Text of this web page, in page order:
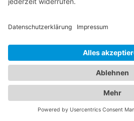
an qualifizierten Kinderärzten
Wohlergehen Ihrer Kinder
Vorsorgeuntersuchungen und
zur Behandlung von
Ihnen mit ihrer Expertise zur
auf unser Branchenportal, um
Kinderarzt Bad Rippoldsau-